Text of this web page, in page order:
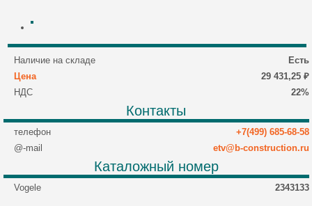
Наличие на складе
Есть
Цена
29 431,25 ₽
НДС
22%
Контакты
телефон
+7(499) 685-68-58
@-mail
etv@b-construction.ru
Каталожный номер
Vogele 2343133